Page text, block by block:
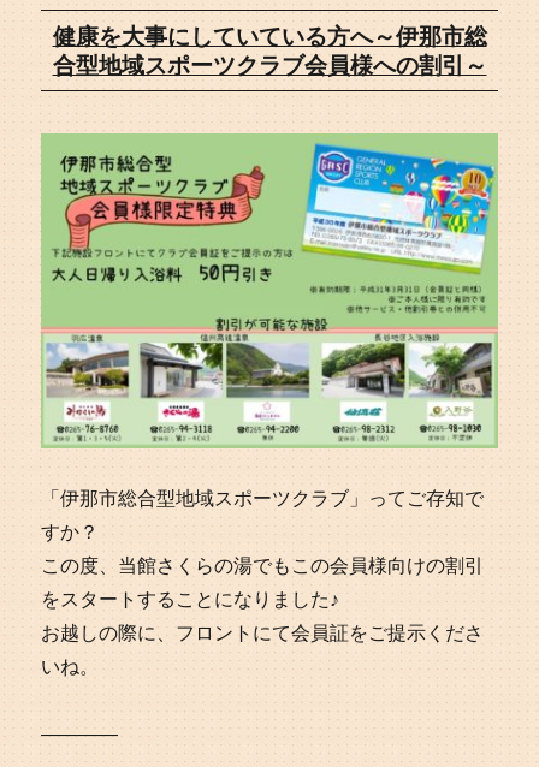
健康を大事にしていている方へ～伊那市総
合型地域スポーツクラブ会員様への割引～
「伊那市総合型地域スポーツクラブ」ってご存知で
すか？
この度、当館さくらの湯でもこの会員様向けの割引
をスタートすることになりました♪
お越しの際に、フロントにて会員証をご提示くださ
いね。
————